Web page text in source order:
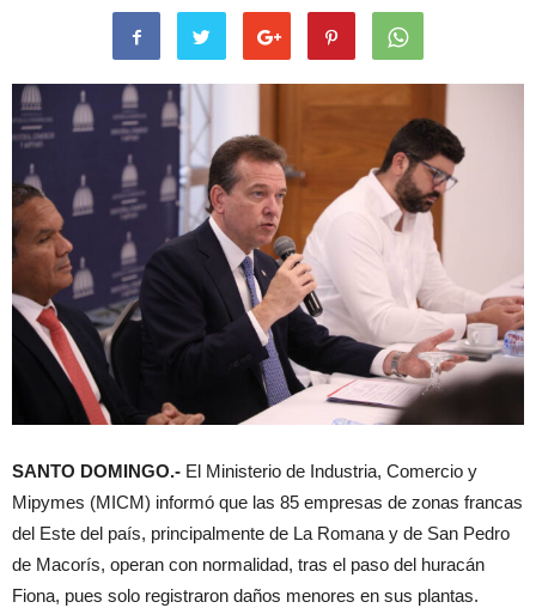
SANTO DOMINGO.- El Ministerio de Industria, Comercio y
Mipymes (MICM) informó que las 85 empresas de zonas francas
del Este del país, principalmente de La Romana y de San Pedro
de Macorís, operan con normalidad, tras el paso del huracán
Fiona, pues solo registraron daños menores en sus plantas.